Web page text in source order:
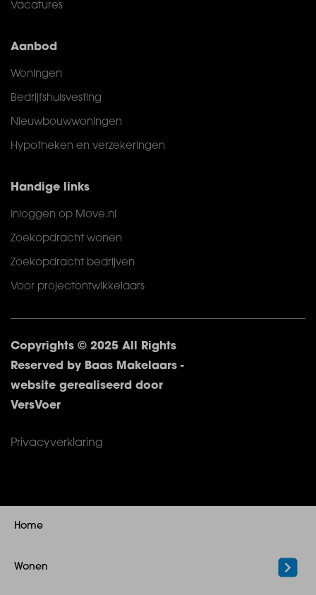
Vacatures
Aanbod
Woningen
Bedrijfshuisvesting
Nieuwbouwwoningen
Hypotheken en verzekeringen
Handige links
Inloggen op Move.nl
Zoekopdracht wonen
Zoekopdracht bedrijven
Voor projectontwikkelaars
Copyrights © 2025 All Rights
Reserved by Baas Makelaars -
website gerealiseerd door
VersVoer
Privacyverklaring
Home
Wonen